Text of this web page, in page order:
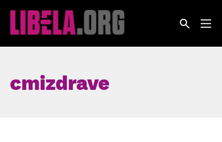
cmizdrave